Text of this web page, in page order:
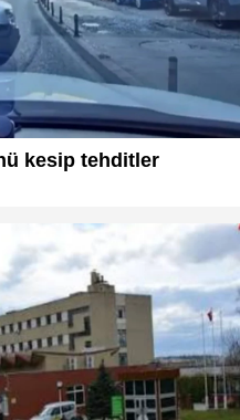
kesip tehditler